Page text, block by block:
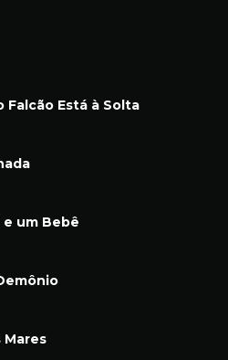
Falcão Está à Solta
um Bebê
Mares